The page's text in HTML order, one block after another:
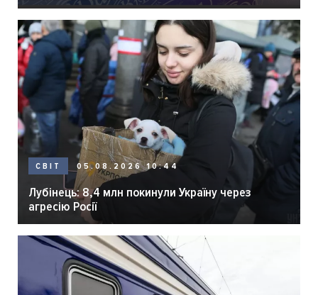
СВІТ 05.08.2026 10:44
Лубінець: 8,4 млн покинули Україну через
агресію Росії